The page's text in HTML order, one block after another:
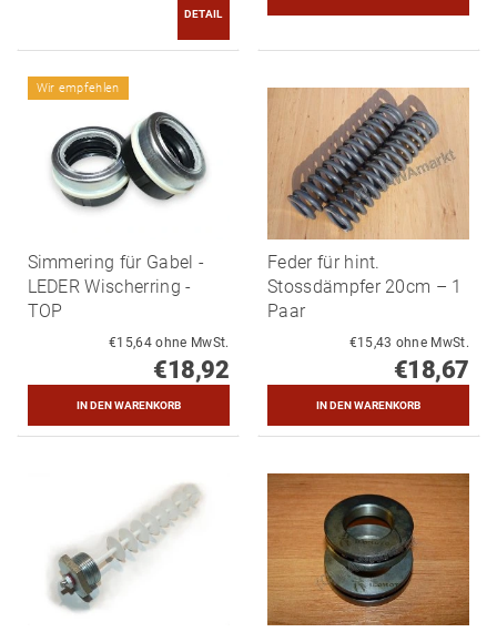
DETAIL
Wir empfehlen
Simmering für Gabel -
LEDER Wischerring -
TOP
€15,64 ohne MwSt.
€18,92
Feder für hint.
Stossdämpfer 20cm – 1
Paar
€15,43 ohne MwSt.
€18,67